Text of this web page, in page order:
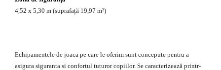
4,52 x 5,30 m (suprafață 19,97 m²)
Echipamentele de joaca pe care le oferim sunt concepute pentru a
asigura siguranta si confortul tuturor copiilor. Se caracterizează printr-